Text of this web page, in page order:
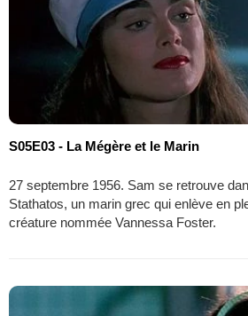
S05E03 - La Mégère et le Marin
27 septembre 1956. Sam se retrouve
Stathatos, un marin grec qui enlève en
créature nommée Vannessa Foster.